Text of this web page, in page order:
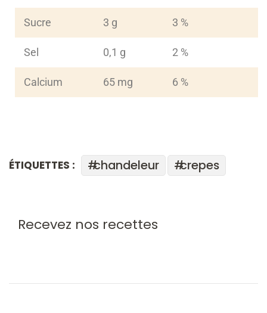
Sucre 3 g 3 %
Sel 0,1 g 2 %
Calcium 65 mg 6 %
ÉTIQUETTES : chandeleur crepes
Recevez nos recettes